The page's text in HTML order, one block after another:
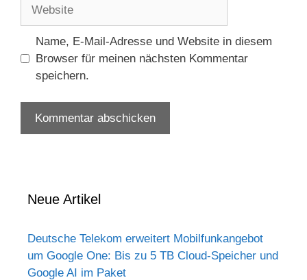
Name, E-Mail-Adresse und Website in diesem
Browser für meinen nächsten Kommentar
speichern.
Neue Artikel
Deutsche Telekom erweitert Mobilfunkangebot
um Google One: Bis zu 5 TB Cloud-Speicher und
Google AI im Paket